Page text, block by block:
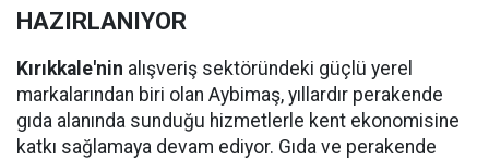
HAZIRLANIYOR
Kırıkkale'nin alışveriş sektöründeki güçlü yerel
markalarından biri olan Aybimaş, yıllardır perakende
gıda alanında sunduğu hizmetlerle kent ekonomisine
katkı sağlamaya devam ediyor. Gıda ve perakende